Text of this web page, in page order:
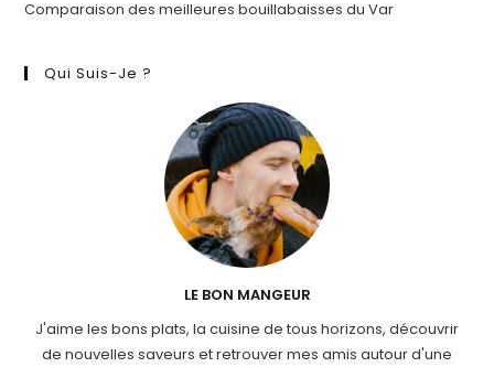
Comparaison des meilleures bouillabaisses du Var
Qui Suis-Je ?
LE BON MANGEUR
J'aime les bons plats, la cuisine de tous horizons, découvrir
de nouvelles saveurs et retrouver mes amis autour d'une